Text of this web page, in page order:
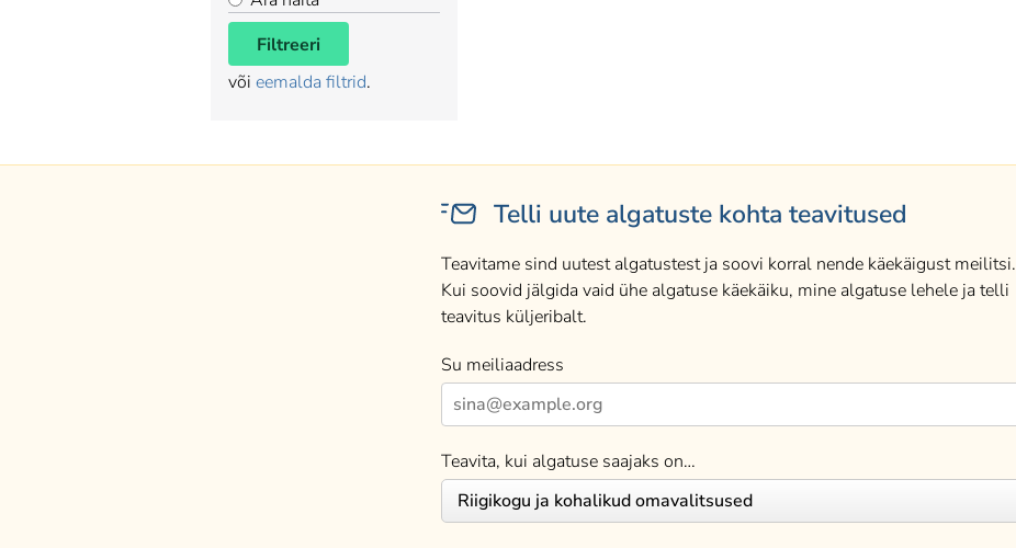
Filtreeri
või eemalda filtrid.
Telli uute algatuste kohta teavitused
Teavitame sind uutest algatustest ja soovi korral nende käekäigust meilitsi.
Kui soovid jälgida vaid ühe algatuse käekäiku, mine algatuse lehele ja telli
teavitus küljeribalt.
Su meiliaadress
Teavita, kui algatuse saajaks on…